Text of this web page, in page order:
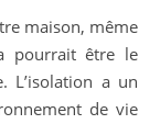
maison, même
pourrait être le
L’isolation a un
de vie